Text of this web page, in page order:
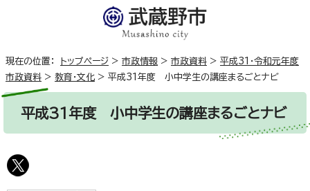
現在の位置： トップページ > 市政情報 > 市政資料 > 平成31・令和元年度
市政資料 > 教育・文化 > 平成31年度 小中学生の講座まるごとナビ
平成31年度 小中学生の講座まるごとナビ